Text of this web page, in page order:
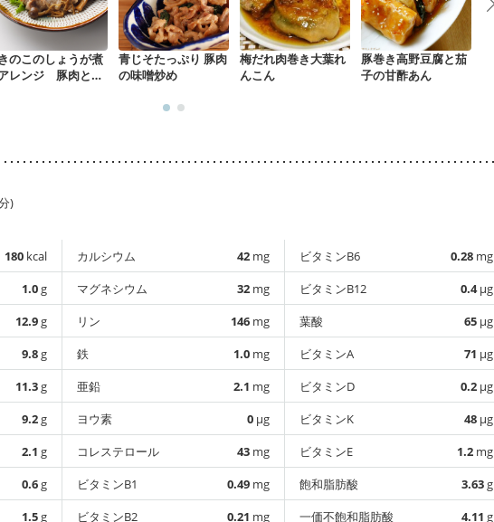
きのこのしょうが煮
レンジ 豚肉とき
青じそたっぷり 豚肉
の味噌炒め
梅だれ肉巻き大葉れ
んこん
豚巻き高野豆腐と茄
子の甘酢あん
)
180 kcal
1.0g
12.9g
9.8g
11.3g
9.2g
2.1 g
0.6g
1.5g
カルシウム 42 mg
マグネシウム
32 mg
リン
146 mg
鉄
1.0 mg
亜鉛
2.1 mg
ヨウ素
0 µg
コレステロール
43 mg
ビタミンB1
0.49 mg
ビタミンB2
0.21 mg
ビタミンB6 0.28 mg
ビタミンB12
0.4µg
葉酸
65 µg
ビタミンA
71 µg
ビタミンD
0.2 µg
ビタミンK
48 µg
ビタミンE
1.2 mg
飽和脂肪酸
3.63g
一価不飽和脂肪酸
4.11 g